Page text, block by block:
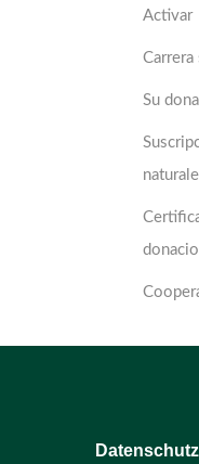
Activar
Carrera
Su
Datenschutz